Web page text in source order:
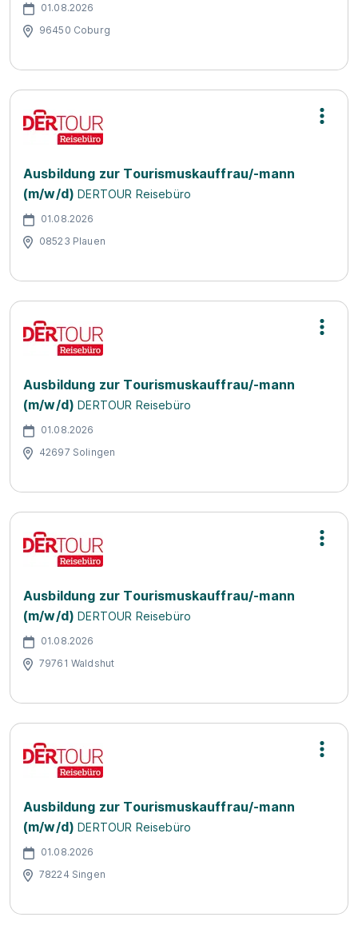
01.08.2026
96450 Coburg
Ausbildung zur Tourismuskauffrau/-mann
(m/w/d) DERTOUR Reisebüro
01.08.2026
08523 Plauen
Ausbildung zur Tourismuskauffrau/-mann
(m/w/d) DERTOUR Reisebüro
01.08.2026
42697 Solingen
Ausbildung zur Tourismuskauffrau/-mann
(m/w/d) DERTOUR Reisebüro
01.08.2026
79761 Waldshut
Ausbildung zur Tourismuskauffrau/-mann
(m/w/d) DERTOUR Reisebüro
01.08.2026
78224 Singen